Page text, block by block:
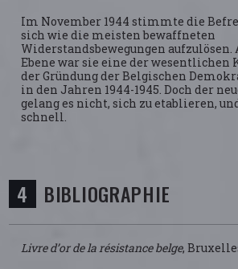
Im November 1944 stimmte die
sich wie die meisten bewaffneten
Widerstandsbewegungen
Ebene war sie eine der wesentlichen
der Gründung der Belgischen
in den Jahren 1944-1945. Doch der
gelang es nicht, sich zu etablieren,
schnell.
BIBLIOGRAPHIE
Livre d’or de la résistance belge,